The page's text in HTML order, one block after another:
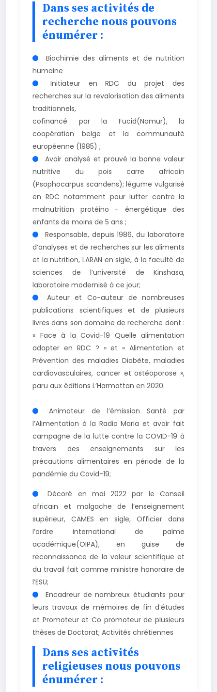
Dans ses activités de
recherche nous pouvons
énumérer :
Biochimie des aliments et de nutrition
humaine
Initiateur en RDC du projet des
recherches sur la revalorisation des aliments
traditionnels,
cofinancé par la Fucid(Namur), la
coopération belge et la communauté
européenne (1985) ;
Avoir analysé et prouvé la bonne valeur
nutritive du pois carre africain
(Psophocarpus scandens); légume vulgarisé
en RDC notamment pour lutter contre la
malnutrition protéino - énergétique des
enfants de moins de 5 ans ;
Responsable, depuis 1986, du laboratoire
d’analyses et de recherches sur les aliments
et la nutrition, LARAN en sigle, à la faculté de
sciences de l’université de Kinshasa,
laboratoire modernisé à ce jour;
Auteur et Co-auteur de nombreuses
publications scientifiques et de plusieurs
livres dans son domaine de recherche dont :
« Face à la Covid-19 Quelle alimentation
adopter en RDC ? » et « Alimentation et
Prévention des maladies Diabète, maladies
cardiovasculaires, cancer et ostéoporose »,
paru aux éditions L’Harmattan en 2020.
Animateur de l’émission Santé par
l’Alimentation à la Radio Maria et avoir fait
campagne de la lutte contre la COVID-19 à
travers des enseignements sur les
précautions alimentaires en période de la
pandémie du Covid-19;
Décoré en mai 2022 par le Conseil
africain et malgache de l’enseignement
supérieur, CAMES en sigle, Officier dans
l’ordre international de palme
académique(OIPA), en guise de
reconnaissance de la valeur scientifique et
du travail fait comme ministre honoraire de
l’ESU;
Encadreur de nombreux étudiants pour
leurs travaux de mémoires de fin d’études
et Promoteur et Co promoteur de plusieurs
thèses de Doctorat; Activités chrétiennes
Dans ses activités
religieuses nous pouvons
énumérer :